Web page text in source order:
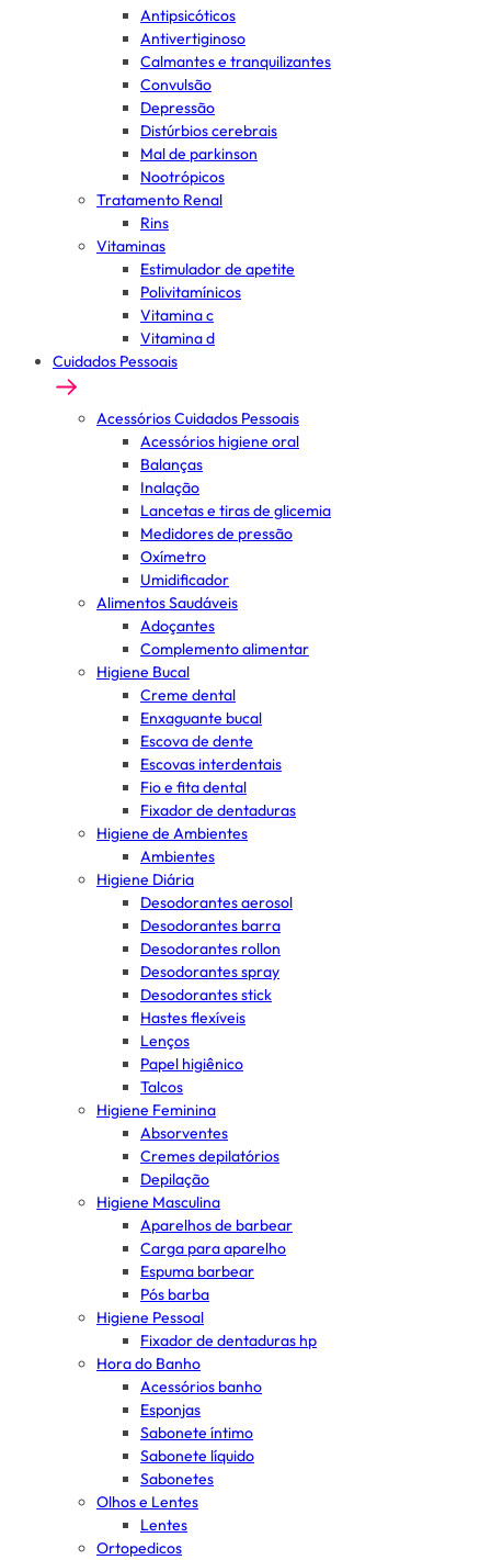
Antipsicóticos
Antivertiginoso
Calmantes e tranquilizantes
Convulsão
Depressão
Distúrbios cerebrais
Mal de parkinson
Nootrópicos
Tratamento Renal
Rins
Vitaminas
Estimulador de apetite
Polivitamínicos
Vitamina c
Vitamina d
Cuidados Pessoais
Acessórios Cuidados Pessoais
Acessórios higiene oral
Balanças
Inalação
Lancetas e tiras de glicemia
Medidores de pressão
Oxímetro
Umidificador
Alimentos Saudáveis
Adoçantes
Complemento alimentar
Higiene Bucal
Creme dental
Enxaguante bucal
Escova de dente
Escovas interdentais
Fio e fita dental
Fixador de dentaduras
Higiene de Ambientes
Ambientes
Higiene Diária
Desodorantes aerosol
Desodorantes barra
Desodorantes rollon
Desodorantes spray
Desodorantes stick
Hastes flexíveis
Lenços
Papel higiênico
Talcos
Higiene Feminina
Absorventes
Cremes depilatórios
Depilação
Higiene Masculina
Aparelhos de barbear
Carga para aparelho
Espuma barbear
Pós barba
Higiene Pessoal
Fixador de dentaduras hp
Hora do Banho
Acessórios banho
Esponjas
Sabonete íntimo
Sabonete líquido
Sabonetes
Olhos e Lentes
Lentes
Ortopedicos